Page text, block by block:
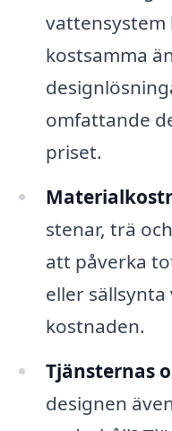
vattensystem
kostsamma
omfattande
priset.
stenar, trä
att påverka
eller
kostnaden.
Tjänsternas
designen